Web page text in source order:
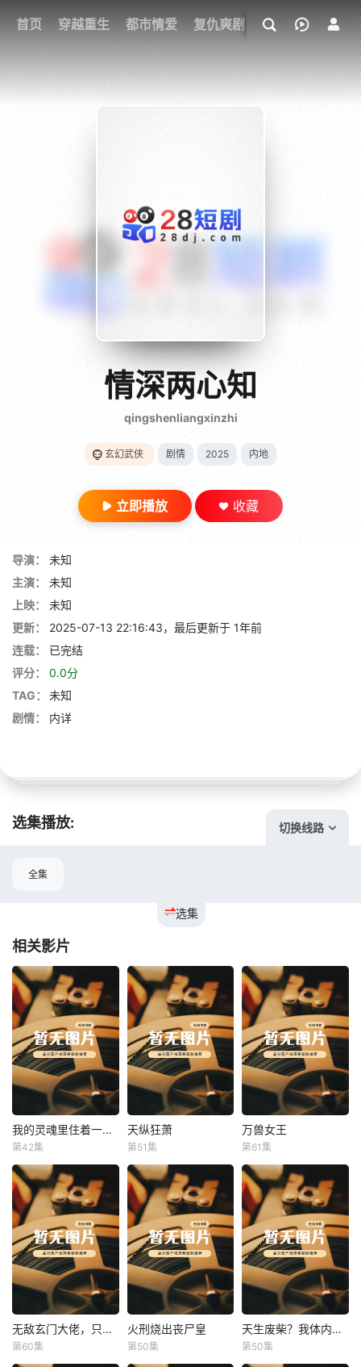
首页 穿越重生 都市情爱 复仇爽剧 玄幻武侠 奇幻
我的观影记录
{if condition="$obj.vod_points
gt 0"}
28短剧
情深两心知
qingshenliangxinzhi
玄幻武侠 剧情 2025 内地
立即播放 收藏
导演：
未知
主演：
未知
上映：
未知
更新：
2025-07-13 22:16:43，最后更新于 1年前
连载：
已完结
评分：
0.0分
TAG：
未知
剧情：
内详
选集播放: 切换线路
选集
全集
相关影片
我的灵魂里住着一条龙 我的灵魂里住着一条龙
第42集
天纵狂萧
天纵狂萧
第51集
万兽女王
万兽女王
第61集
无敌玄门大佬，只听姐姐的话 无敌玄门大佬，只听姐姐的话
第60集
火刑烧出丧尸皇
火刑烧出丧尸皇
第50集
天生废柴？我体内有神血 天生废柴？我体内有神血
第50集